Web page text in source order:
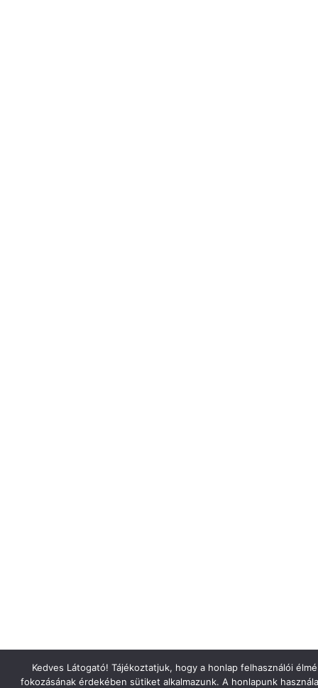
Kedves Látogató! Tájékoztatjuk, hogy a honlap felhasználói
fokozásának érdekében sütiket alkalmazunk. A honlapunk